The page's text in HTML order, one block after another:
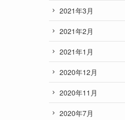
2021年3月
2021年2月
2021年1月
2020年12月
2020年11月
2020年7月